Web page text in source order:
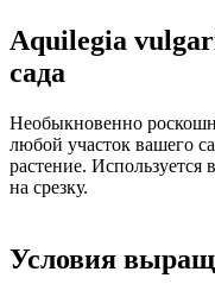
Aquilegia
сада
Необыкновенно
любой участок вашего
растение.
на срезку.
Условия